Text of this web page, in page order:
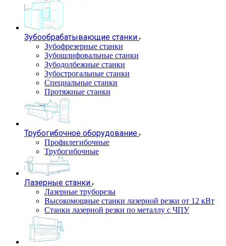
Зубообрабатывающие станки
Зубофрезерные станки
Зубошлифовальные станки
Зубодолбежные станки
Зубострогальные станки
Специальные станки
Протяжные станки
Трубогибочное оборудование
Профилегибочные
Трубогибочные
Лазерные станки
Лазерные труборезы
Высокомощные станки лазерной резки от 12 кВт
Станки лазерной резки по металлу с ЧПУ